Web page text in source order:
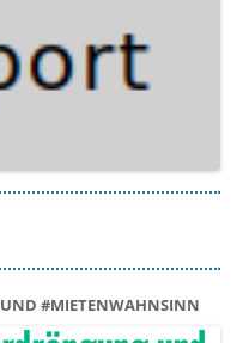
#MIETENWAHNSINN